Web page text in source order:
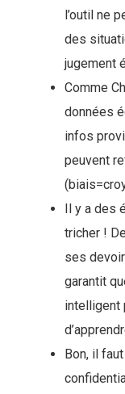
l’outil ne
des
jugement
Comme
données
infos
peuvent
Il y a
tricher !
ses
garantit
intelligent
Bon, il